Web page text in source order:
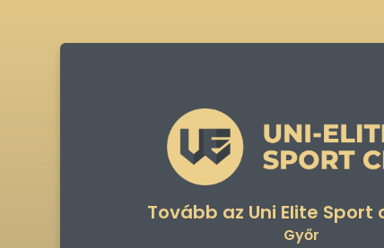
Tovább az Uni Elite Sport
Győr